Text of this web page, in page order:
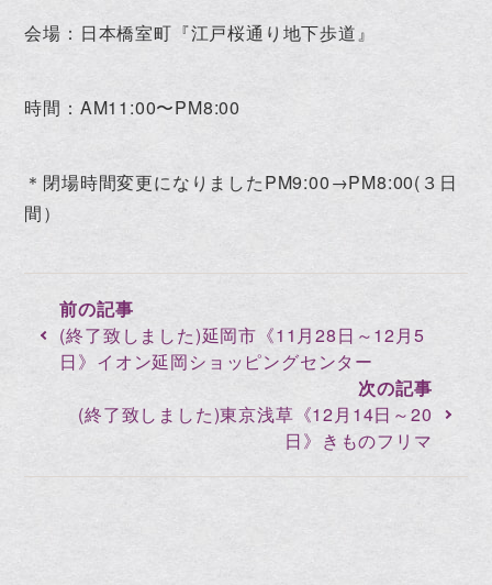
会場：日本橋室町『江戸桜通り地下歩道』
時間：AM11:00〜PM8:00
＊閉場時間変更になりましたPM9:00→PM8:00(３日
間）
(終了致しました)延岡市《11月28日～12月5
日》イオン延岡ショッピングセンター
(終了致しました)東京浅草《12月14日～20
日》きものフリマ